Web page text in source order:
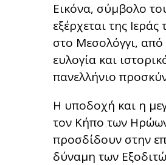
Εικόνα, σύμβολο
εξέρχεται της
στο Μεσολόγγι, από
ευλογία και
πανελλήνιο
Η υποδοχή και η
τον Κήπο των
προσδίδουν στην
δύναμη των